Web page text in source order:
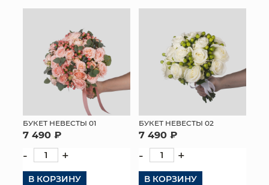
ГОРШКИ И КАШПО
ГРУНТЫ И УДОБРЕНИЯ
ПРЕДМЕТЫ ИНТЕРЬЕРА
ВАЗЫ
МЯГКИЕ ИГРУШКИ
КОРЗИНЫ
БУКЕТ НЕВЕСТЫ 01
7 490 ₽
- +
В КОРЗИНУ
БУКЕТ НЕВЕСТЫ 02
7 490 ₽
- +
В КОРЗИНУ